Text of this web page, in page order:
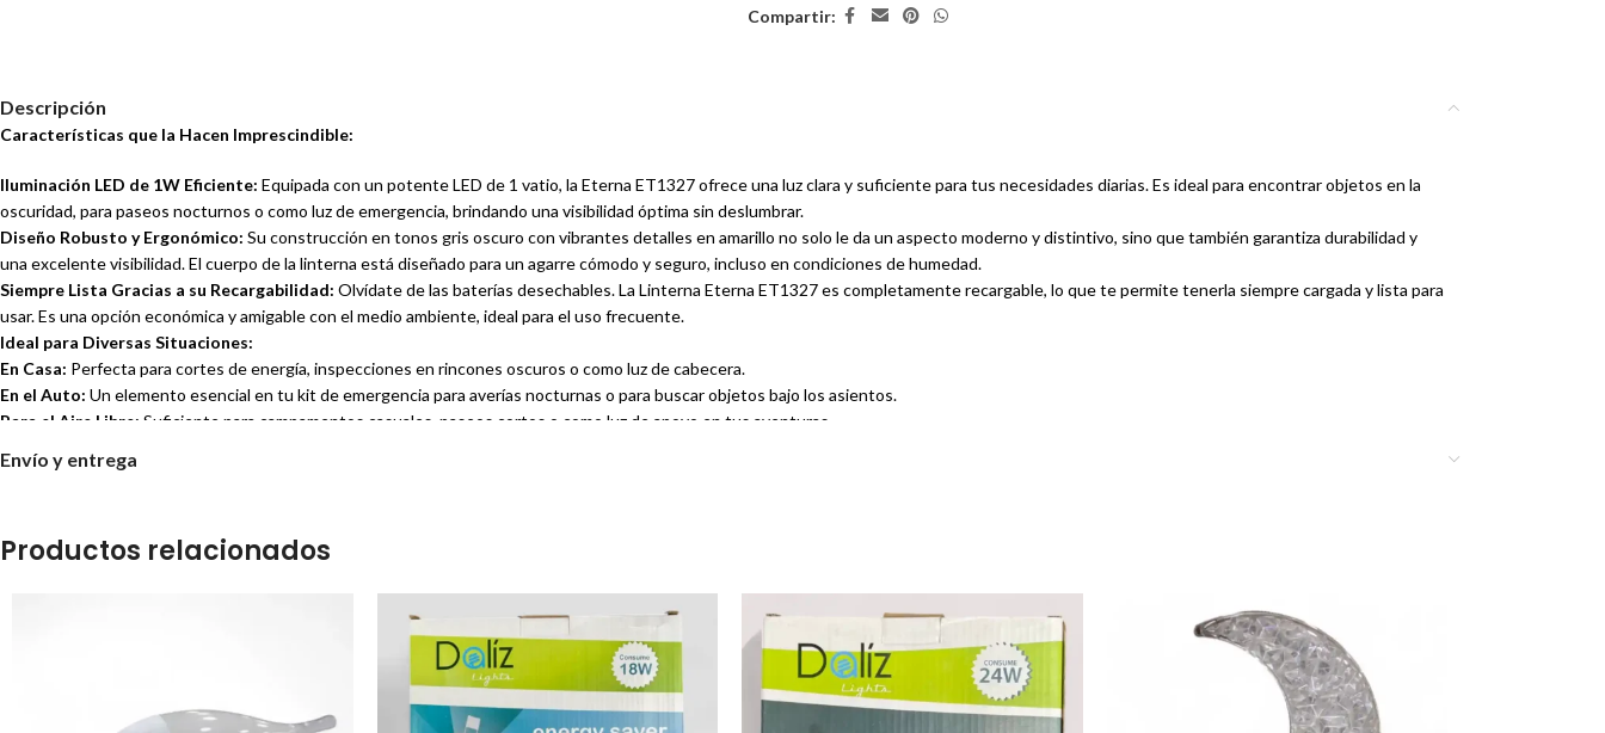
Compartir:
Descripción
Características que la Hacen Imprescindible:
Iluminación LED de 1W Eficiente: Equipada con un potente LED de 1 vatio, la Eterna ET1327 ofrece una luz clara y suficiente para tus necesidades diarias. Es ideal para encontrar objetos en la
oscuridad, para paseos nocturnos o como luz de emergencia, brindando una visibilidad óptima sin deslumbrar.
Diseño Robusto y Ergonómico: Su construcción en tonos gris oscuro con vibrantes detalles en amarillo no solo le da un aspecto moderno y distintivo, sino que también garantiza durabilidad y
una excelente visibilidad. El cuerpo de la linterna está diseñado para un agarre cómodo y seguro, incluso en condiciones de humedad.
Siempre Lista Gracias a su Recargabilidad: Olvídate de las baterías desechables. La Linterna Eterna ET1327 es completamente recargable, lo que te permite tenerla siempre cargada y lista para
usar. Es una opción económica y amigable con el medio ambiente, ideal para el uso frecuente.
Ideal para Diversas Situaciones:
En Casa: Perfecta para cortes de energía, inspecciones en rincones oscuros o como luz de cabecera.
En el Auto: Un elemento esencial en tu kit de emergencia para averías nocturnas o para buscar objetos bajo los asientos.
Para el Aire Libre: Suficiente para campamentos casuales, paseos cortos o como luz de apoyo en tus aventuras.
en una guantera, una mochila pequeña o incluso en un cajón, garantizando que siempre la tengas a mano cuando la necesites.
tuya hoy mismo!
Envío y entrega
Productos relacionados